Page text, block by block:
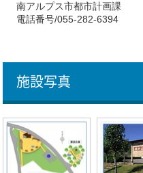
南アルプス市都市計画課
電話番号/055-282-6394
施設写真